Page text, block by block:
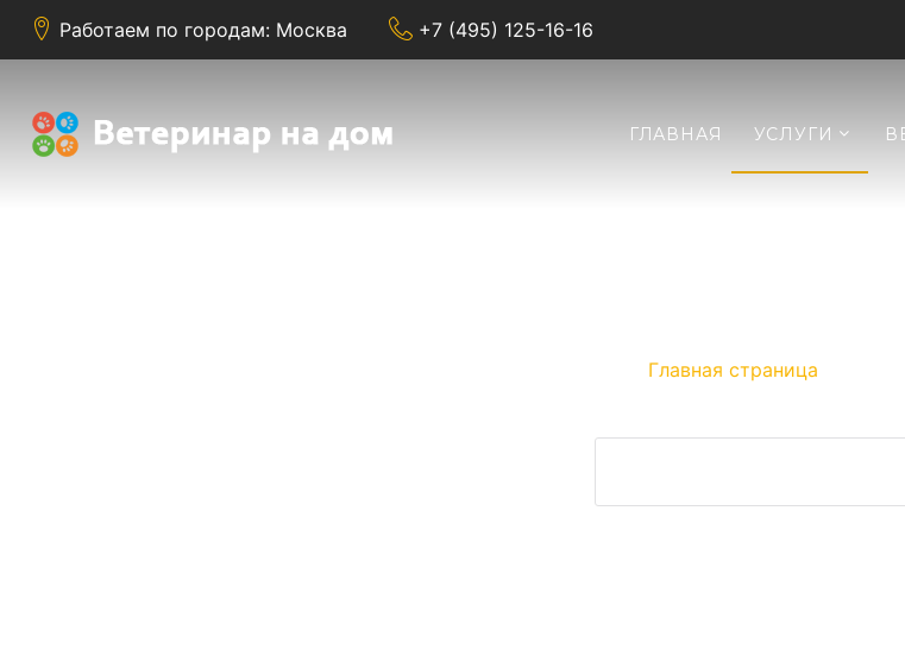
Работаем по городам: Москва +7 (495) 125-16-16
ГЛАВНАЯ УСЛУГИ
Главная страница